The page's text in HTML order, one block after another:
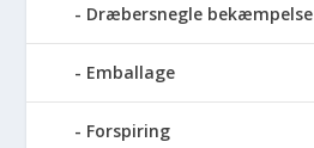
Dræbersnegle bekæmpelse
Emballage
Forspiring